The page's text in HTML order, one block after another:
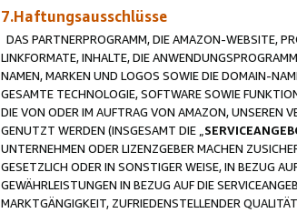
7.Haftungsausschlüsse
DAS PARTNERPROGRAMM, DIE AMAZON-WEBSITE,
LINKFORMATE, INHALTE, DIE
NAMEN, MARKEN UND LOGOS SOWIE DIE DOMAIN-
GESAMTE TECHNOLOGIE, SOFTWARE SOWIE
DIE VON ODER IM AUFTRAG VON AMAZON, UNSEREN
GENUTZT WERDEN (INSGESAMT DIE „
UNTERNEHMEN ODER LIZENZGEBER MACHEN
GESETZLICH ODER IN SONSTIGER WEISE, IN BEZUG
GEWÄHRLEISTUNGEN IN BEZUG AUF DIE
MARKTGÄNGIGKEIT, ZUFRIEDENSTELLENDER